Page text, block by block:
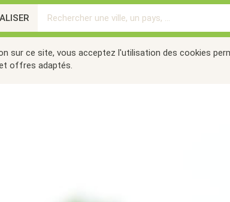
sur ce site, vous acceptez l'utilisation des cookies
offres adaptés.